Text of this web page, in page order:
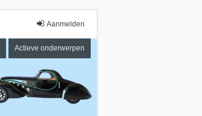
Aanmelden
Actieve onderwerpen